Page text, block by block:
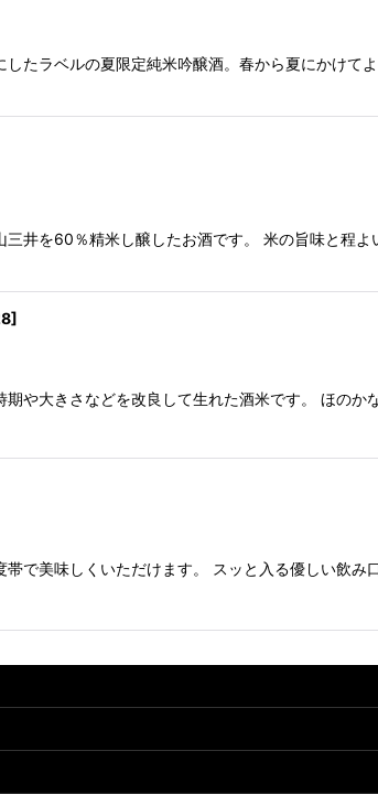
たラベルの夏限定純米吟醸酒。春から夏にかけ
井を60％精米し醸したお酒です。 米の旨味と程
]
や大きさなどを改良して生れた酒米です。 ほの
で美味しくいただけます。 スッと入る優しい飲